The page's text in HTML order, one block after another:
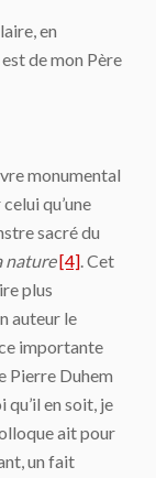
en
de mon Père
monumental
qu’une
sacré du
nature[4]. Cet
plus
auteur le
importante
Pierre Duhem
qu’il en soit, je
ait pour
un fait